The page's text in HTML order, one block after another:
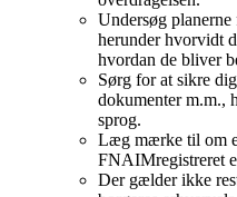
Undersøg
herunder hvorvidt
hvordan de bliver
Sørg for at sikre
dokumenter m.m.,
sprog.
Læg mærke til om
FNAIMregistreret
Der gælder ikke